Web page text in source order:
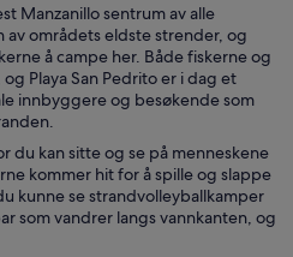
Manzanillo sentrum av alle
områdets eldste strender, og
å campe her. Både fiskerne og
Playa San Pedrito er i dag et
innbyggere og besøkende som
du kan sitte og se på menneskene
kommer hit for å spille og slappe
kunne se strandvolleyballkamper
som vandrer langs vannkanten, og